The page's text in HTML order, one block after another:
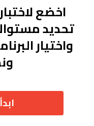
اخضع
تحديد
واختيار